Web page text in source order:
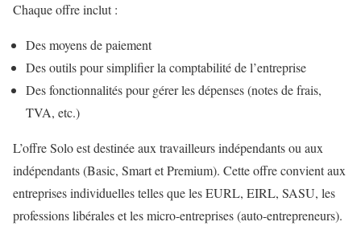
Chaque offre inclut :
Des moyens de paiement
Des outils pour simplifier la comptabilité de l’entreprise
Des fonctionnalités pour gérer les dépenses (notes de frais,
TVA, etc.)
L’offre Solo est destinée aux travailleurs indépendants ou aux
indépendants (Basic, Smart et Premium). Cette offre convient aux
entreprises individuelles telles que les EURL, EIRL, SASU, les
professions libérales et les micro-entreprises (auto-entrepreneurs).